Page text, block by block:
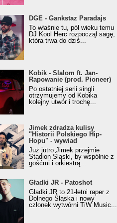
z nagrodą za
Trueschoolowy
Roku (Popkillery 2023)
DGE - Gankstaz Paradajs
To właśnie tu, pół wieku temu
DJ Kool Herc rozpoczął sagę,
która trwa do dziś...
- Slalom ft. Jan-
(prod. Pioneer)
Music Visualiser]
Kobik - Slalom ft. Jan-
Rapowanie (prod. Pioneer)
Po ostatniej serii singli
otrzymujemy od Kobika
kolejny utwór i trochę...
zdradza kulisy "Historii
Hip-Hopu" - wywiad
Jimek zdradza kulisy
"Historii Polskiego Hip-
Hopu" - wywiad
Już jutro Jimek przejmie
Stadion Śląski, by wspólnie z
gośćmi i orkiestrą...
JR - Patoshot
Gładki JR - Patoshot
Gładki JR to 21-letni raper z
Dolnego Śląska i nowy
członek wytwórni TiW Music...